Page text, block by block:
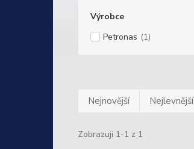
Výrobce
Petronas (1)
Nejnovější Nejlevnější
Zobrazuji 1-1 z 1